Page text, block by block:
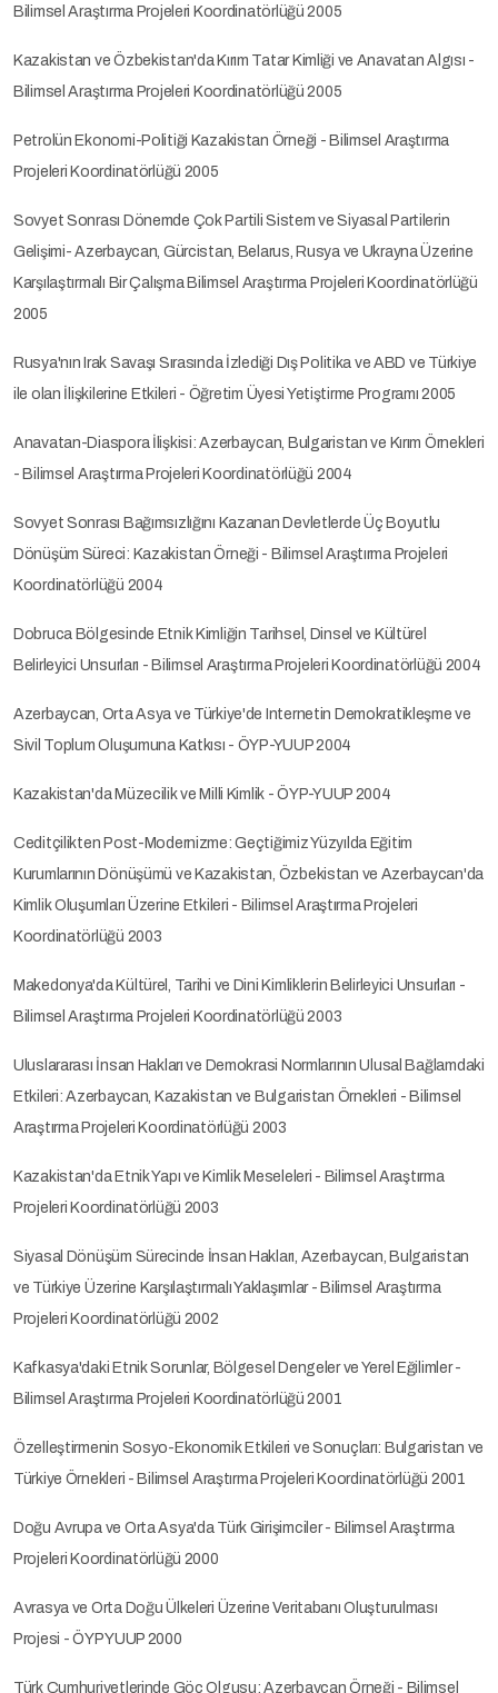
Bilimsel Araştırma Projeleri Koordinatörlüğü 2005
Kazakistan ve Özbekistan'da Kırım Tatar Kimliği ve Anavatan Algısı -
Bilimsel Araştırma Projeleri Koordinatörlüğü 2005
Petrolün Ekonomi-Politiği Kazakistan Örneği - Bilimsel Araştırma
Projeleri Koordinatörlüğü 2005
Sovyet Sonrası Dönemde Çok Partili Sistem ve Siyasal Partilerin
Gelişimi- Azerbaycan, Gürcistan, Belarus, Rusya ve Ukrayna Üzerine
Karşılaştırmalı Bir Çalışma Bilimsel Araştırma Projeleri Koordinatörlüğü
2005
Rusya'nın Irak Savaşı Sırasında İzlediği Dış Politika ve ABD ve Türkiye
ile olan İlişkilerine Etkileri - Öğretim Üyesi Yetiştirme Programı 2005
Anavatan-Diaspora İlişkisi: Azerbaycan, Bulgaristan ve Kırım Örnekleri
- Bilimsel Araştırma Projeleri Koordinatörlüğü 2004
Sovyet Sonrası Bağımsızlığını Kazanan Devletlerde Üç Boyutlu
Dönüşüm Süreci: Kazakistan Örneği - Bilimsel Araştırma Projeleri
Koordinatörlüğü 2004
Dobruca Bölgesinde Etnik Kimliğin Tarihsel, Dinsel ve Kültürel
Belirleyici Unsurları - Bilimsel Araştırma Projeleri Koordinatörlüğü 2004
Azerbaycan, Orta Asya ve Türkiye'de Internetin Demokratikleşme ve
Sivil Toplum Oluşumuna Katkısı - ÖYP-YUUP 2004
Kazakistan'da Müzecilik ve Milli Kimlik - ÖYP-YUUP 2004
Ceditçilikten Post-Modernizme: Geçtiğimiz Yüzyılda Eğitim
Kurumlarının Dönüşümü ve Kazakistan, Özbekistan ve Azerbaycan'da
Kimlik Oluşumları Üzerine Etkileri - Bilimsel Araştırma Projeleri
Koordinatörlüğü 2003
Makedonya'da Kültürel, Tarihi ve Dini Kimliklerin Belirleyici Unsurları -
Bilimsel Araştırma Projeleri Koordinatörlüğü 2003
Uluslararası İnsan Hakları ve Demokrasi Normlarının Ulusal Bağlamdaki
Etkileri: Azerbaycan, Kazakistan ve Bulgaristan Örnekleri - Bilimsel
Araştırma Projeleri Koordinatörlüğü 2003
Kazakistan'da Etnik Yapı ve Kimlik Meseleleri - Bilimsel Araştırma
Projeleri Koordinatörlüğü 2003
Siyasal Dönüşüm Sürecinde İnsan Hakları, Azerbaycan, Bulgaristan
ve Türkiye Üzerine Karşılaştırmalı Yaklaşımlar - Bilimsel Araştırma
Projeleri Koordinatörlüğü 2002
Kafkasya'daki Etnik Sorunlar, Bölgesel Dengeler ve Yerel Eğilimler -
Bilimsel Araştırma Projeleri Koordinatörlüğü 2001
Özelleştirmenin Sosyo-Ekonomik Etkileri ve Sonuçları: Bulgaristan ve
Türkiye Örnekleri - Bilimsel Araştırma Projeleri Koordinatörlüğü 2001
Doğu Avrupa ve Orta Asya'da Türk Girişimciler - Bilimsel Araştırma
Projeleri Koordinatörlüğü 2000
Avrasya ve Orta Doğu Ülkeleri Üzerine Veritabanı Oluşturulması
Projesi - ÖYP YUUP 2000
Türk Cumhuriyetlerinde Göç Olgusu: Azerbaycan Örneği - Bilimsel